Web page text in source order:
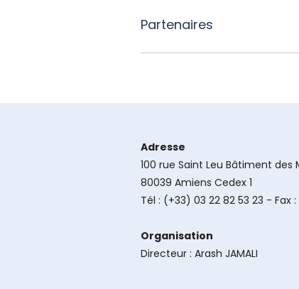
Partenaires
Adresse
100 rue Saint Leu Bâtiment des
80039 Amiens Cedex 1
Tél : (+33) 03 22 82 53 23 - Fax
Organisation
Directeur : Arash JAMALI